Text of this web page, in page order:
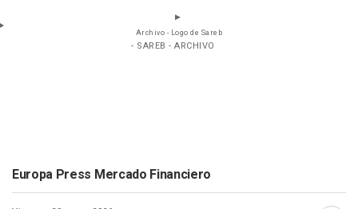
Archivo - Logo de Sareb
- SAREB - ARCHIVO
Europa Press Mercado Financiero